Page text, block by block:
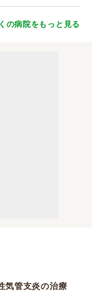
の病院をもっと見る
気管支炎の治療